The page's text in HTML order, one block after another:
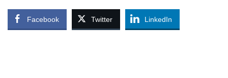
Facebook Twitter LinkedIn